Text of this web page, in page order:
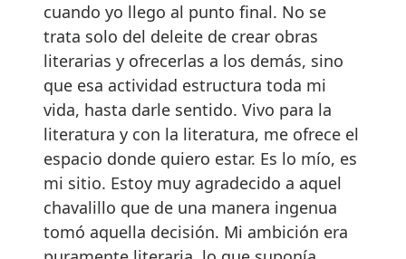
cuando yo llego al punto final. No se
trata solo del deleite de crear obras
literarias y ofrecerlas a los demás, sino
que esa actividad estructura toda mi
vida, hasta darle sentido. Vivo para la
literatura y con la literatura, me ofrece el
espacio donde quiero estar. Es lo mío, es
mi sitio. Estoy muy agradecido a aquel
chavalillo que de una manera ingenua
tomó aquella decisión. Mi ambición era